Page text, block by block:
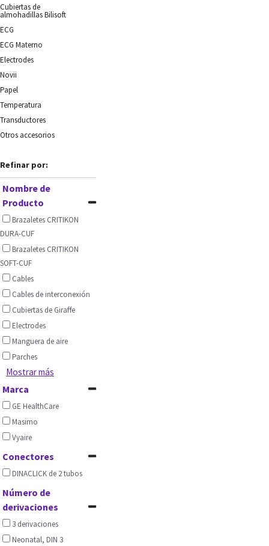
Cubiertas de
almohadillas Bilisoft
ECG
ECG Materno
Electrodes
Novii
Papel
Temperatura
Transductores
Otros accesorios
Refinar por:
Nombre de
Producto
Brazaletes CRITIKON
DURA-CUF
Brazaletes CRITIKON
SOFT-CUF
Cables
Cables de interconexión
Cubiertas de Giraffe
Electrodes
Manguera de aire
Parches
Mostrar más
Marca
GE HealthCare
Masimo
Vyaire
Conectores
DINACLICK de 2 tubos
Número de
derivaciones
3 derivaciones
Neonatal, DIN 3